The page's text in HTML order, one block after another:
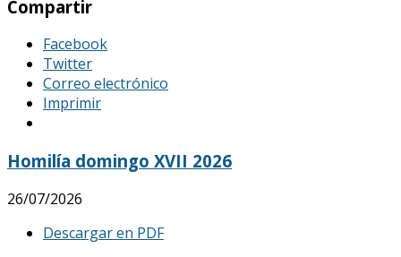
Compartir
Facebook
Twitter
Correo electrónico
Imprimir
Homilía domingo XVII 2026
26/07/2026
Descargar en PDF